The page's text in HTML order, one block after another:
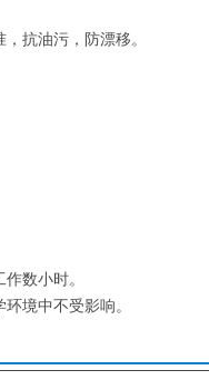
抗油污，防漂移。
数小时。
境中不受影响。